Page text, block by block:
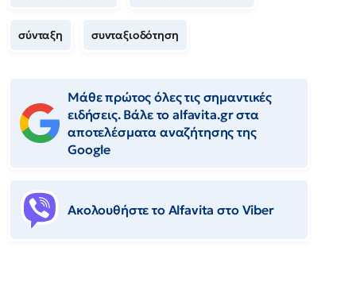
σύνταξη συνταξιοδότηση
Μάθε πρώτος όλες τις σημαντικές
ειδήσεις. Βάλε το alfavita.gr στα
αποτελέσματα αναζήτησης της
Google
Ακολουθήστε το Αlfavita στο Viber